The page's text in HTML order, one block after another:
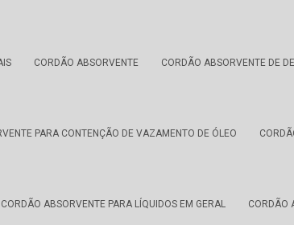
CORDÃO ABSORVENTE CORDÃO ABSORVENTE DE
PARA CONTENÇÃO DE VAZAMENTO DE ÓLEO
CORDÃO ABSORVENTE PARA LÍQUIDOS EM GERAL CORDÃO